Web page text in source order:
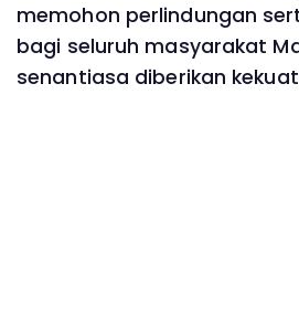
memohon perlindungan
bagi seluruh masyarakat
senantiasa diberikan